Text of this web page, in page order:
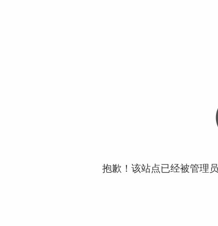
抱歉！该站点已经被管理